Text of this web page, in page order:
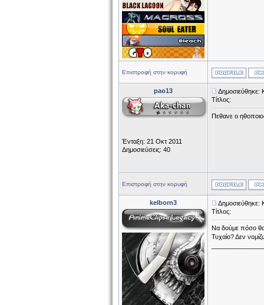
Επιστροφή στην κορυφή
pao13
Ένταξη: 21 Οκτ 2011
Δημοσιεύσεις: 40
Δημοσιεύθηκε:
Τίτλος:
Πεθανε ο
Επιστροφή στην κορυφή
kelborn3
Δημοσιεύθηκε:
Τίτλος:
Να δούμε πόσο θα
Τυχαίο? Δεν